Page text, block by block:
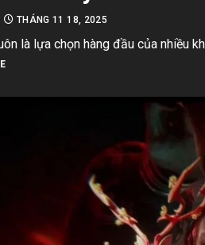
THÁNG 11 18, 2025
là lựa chọn hàng đầu của nhiều